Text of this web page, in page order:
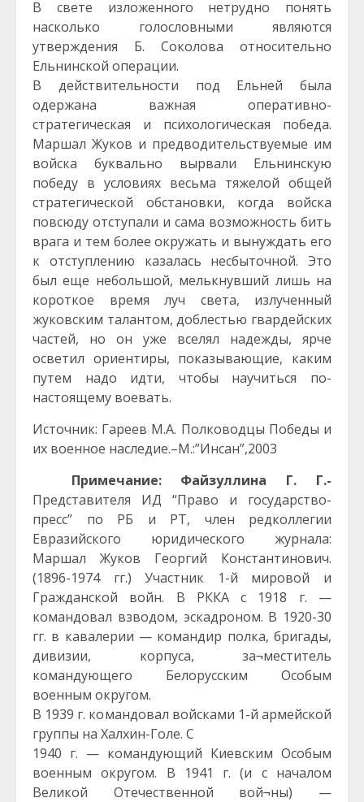
В свете изложенного нетрудно понять
насколько голословными являются
утверждения Б. Соколова относительно
Ельнинской операции.
В действительности под Ельней была
одержана важная оперативно-
стратегическая и психологическая победа.
Маршал Жуков и предводительствуемые им
войска буквально вырвали Ельнинскую
победу в условиях весьма тяжелой общей
стратегической обстановки, когда войска
повсюду отступали и сама возможность бить
врага и тем более окружать и вынуждать его
к отступлению казалась несбыточной. Это
был еще небольшой, мелькнувший лишь на
короткое время луч света, излученный
жуковским талантом, доблестью гвардейских
частей, но он уже вселял надежды, ярче
осветил ориентиры, показывающие, каким
путем надо идти, чтобы научиться по-
настоящему воевать.
Источник: Гареев М.А. Полководцы Победы и
их военное наследие.–М.:”Инсан”,2003
Примечание: Файзуллина Г. Г.-
Представителя ИД “Право и государство-
пресс” по РБ и РТ, член редколлегии
Евразийского юридического журнала:
Маршал Жуков Георгий Константинович.
(1896-1974 гг.) Участник 1-й мировой и
Гражданской войн. В РККА с 1918 г. —
командовал взводом, эскадроном. В 1920-30
гг. в кавалерии — командир полка, бригады,
дивизии, корпуса, за¬меститель
командующего Белорусским Особым
военным округом.
В 1939 г. командовал войсками 1-й армейской
группы на Халхин-Голе. С
1940 г. — командующий Киевским Особым
военным округом. В 1941 г. (и с началом
Великой Отечественной вой¬ны) —